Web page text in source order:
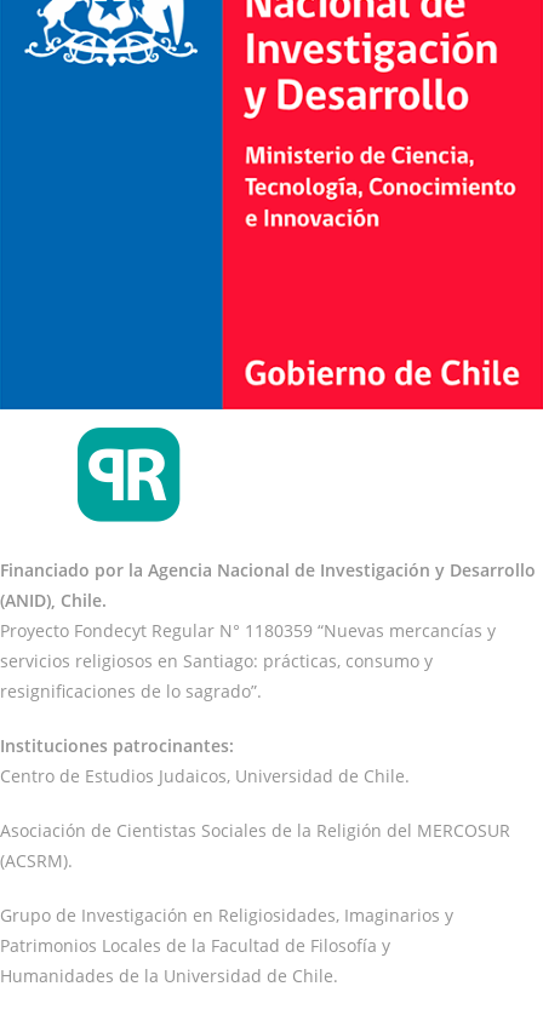
Financiado por la Agencia Nacional de Investigación y Desarrollo
(ANID), Chile.
Proyecto Fondecyt Regular N° 1180359 “Nuevas mercancías y
servicios religiosos en Santiago: prácticas, consumo y
resignificaciones de lo sagrado”.
Instituciones patrocinantes:
Centro de Estudios Judaicos, Universidad de Chile.
Asociación de Cientistas Sociales de la Religión del MERCOSUR
(ACSRM).
Grupo de Investigación en Religiosidades, Imaginarios y
Patrimonios Locales de la Facultad de Filosofía y
Humanidades de la Universidad de Chile.